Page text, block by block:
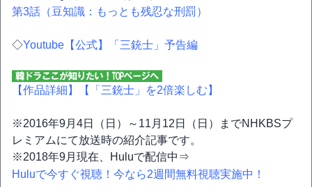
第3話（豆知識：もっとも残忍な刑罰）
◇Youtube【公式】「三銃士」予告編
【作品詳細】 【「三銃士」を2倍楽しむ】
※2016年9月4日（日）～11月12日（日）までNHKBSプ
レミアムにて放送時の紹介記事です。
※2018年9月現在、Huluで配信中⇒
Huluで今すぐ視聴！今なら2週間無料視聴実施中！